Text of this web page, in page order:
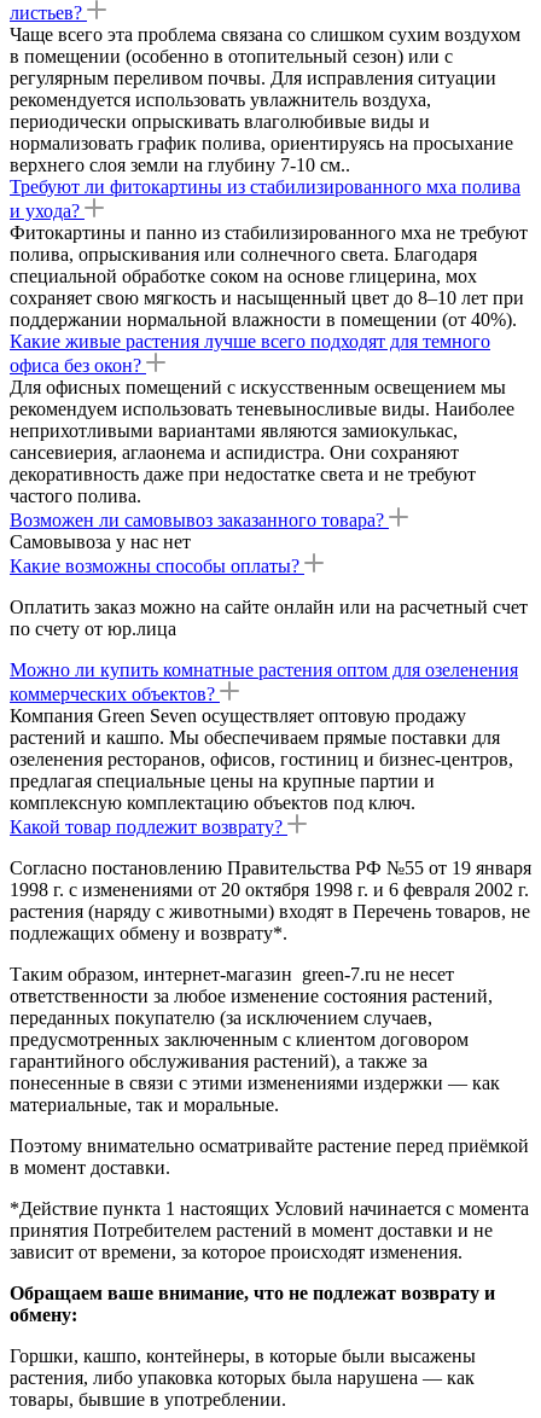
листьев?
Чаще всего эта проблема связана со слишком сухим воздухом
в помещении (особенно в отопительный сезон) или с
регулярным переливом почвы. Для исправления ситуации
рекомендуется использовать увлажнитель воздуха,
периодически опрыскивать влаголюбивые виды и
нормализовать график полива, ориентируясь на просыхание
верхнего слоя земли на глубину 7-10 см..
Требуют ли фитокартины из стабилизированного мха полива
и ухода?
Фитокартины и панно из стабилизированного мха не требуют
полива, опрыскивания или солнечного света. Благодаря
специальной обработке соком на основе глицерина, мох
сохраняет свою мягкость и насыщенный цвет до 8–10 лет при
поддержании нормальной влажности в помещении (от 40%).
Какие живые растения лучше всего подходят для темного
офиса без окон?
Для офисных помещений с искусственным освещением мы
рекомендуем использовать теневыносливые виды. Наиболее
неприхотливыми вариантами являются замиокулькас,
сансевиерия, аглаонема и аспидистра. Они сохраняют
декоративность даже при недостатке света и не требуют
частого полива.
Возможен ли самовывоз заказанного товара?
Самовывоза у нас нет
Какие возможны способы оплаты?
Оплатить заказ можно на сайте онлайн или на расчетный счет
по счету от юр.лица
Можно ли купить комнатные растения оптом для озеленения
коммерческих объектов?
Компания Green Seven осуществляет оптовую продажу
растений и кашпо. Мы обеспечиваем прямые поставки для
озеленения ресторанов, офисов, гостиниц и бизнес-центров,
предлагая специальные цены на крупные партии и
комплексную комплектацию объектов под ключ.
Какой товар подлежит возврату?
Согласно постановлению Правительства РФ №55 от 19 января
1998 г. с изменениями от 20 октября 1998 г. и 6 февраля 2002 г.
растения (наряду с животными) входят в Перечень товаров, не
подлежащих обмену и возврату*.
Таким образом, интернет-магазин green-7.ru не несет
ответственности за любое изменение состояния растений,
переданных покупателю (за исключением случаев,
предусмотренных заключенным с клиентом договором
гарантийного обслуживания растений), а также за
понесенные в связи с этими изменениями издержки — как
материальные, так и моральные.
Поэтому внимательно осматривайте растение перед приёмкой
в момент доставки.
*Действие пункта 1 настоящих Условий начинается с момента
принятия Потребителем растений в момент доставки и не
зависит от времени, за которое происходят изменения.
Обращаем ваше внимание, что не подлежат возврату и
обмену:
Горшки, кашпо, контейнеры, в которые были высажены
растения, либо упаковка которых была нарушена — как
товары, бывшие в употреблении.